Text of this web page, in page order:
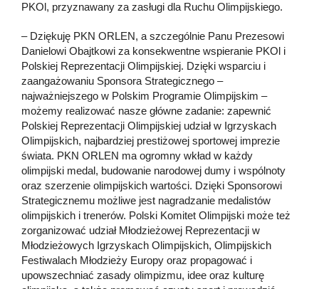
PKOl, przyznawany za zasługi dla Ruchu Olimpijskiego.
– Dziękuję PKN ORLEN, a szczególnie Panu Prezesowi
Danielowi Obajtkowi za konsekwentne wspieranie PKOl i
Polskiej Reprezentacji Olimpijskiej. Dzięki wsparciu i
zaangażowaniu Sponsora Strategicznego –
najważniejszego w Polskim Programie Olimpijskim –
możemy realizować nasze główne zadanie: zapewnić
Polskiej Reprezentacji Olimpijskiej udział w Igrzyskach
Olimpijskich, najbardziej prestiżowej sportowej imprezie
świata. PKN ORLEN ma ogromny wkład w każdy
olimpijski medal, budowanie narodowej dumy i wspólnoty
oraz szerzenie olimpijskich wartości. Dzięki Sponsorowi
Strategicznemu możliwe jest nagradzanie medalistów
olimpijskich i trenerów. Polski Komitet Olimpijski może też
zorganizować udział Młodzieżowej Reprezentacji w
Młodzieżowych Igrzyskach Olimpijskich, Olimpijskich
Festiwalach Młodzieży Europy oraz propagować i
upowszechniać zasady olimpizmu, idee oraz kulturę